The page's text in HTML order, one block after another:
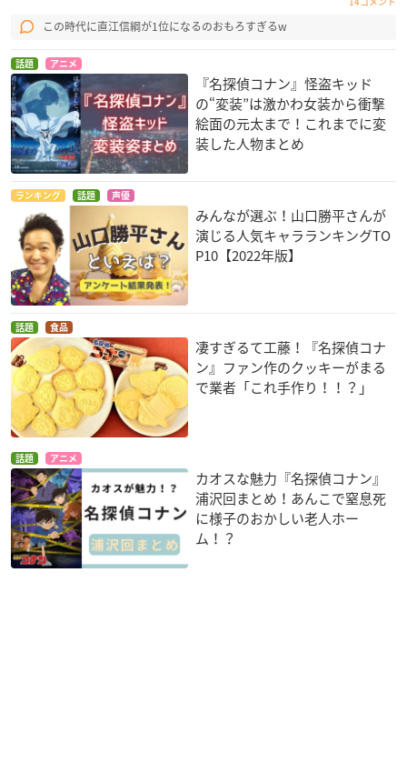
この時代に直江信綱が1位になるのおもろすぎるw
話題 アニメ
『名探偵コナン』怪盗キッド
の“変装”は激かわ女装から衝撃
絵面の元太まで！これまでに変
装した人物まとめ
ランキング 話題 声優
みんなが選ぶ！山口勝平さんが
演じる人気キャラランキングTO
P10【2022年版】
話題 食品
凄すぎるて工藤！『名探偵コナ
ン』ファン作のクッキーがまる
で業者「これ手作り！！？」
話題 アニメ
カオスな魅力『名探偵コナン』
浦沢回まとめ！あんこで窒息死
に様子のおかしい老人ホー
ム！？